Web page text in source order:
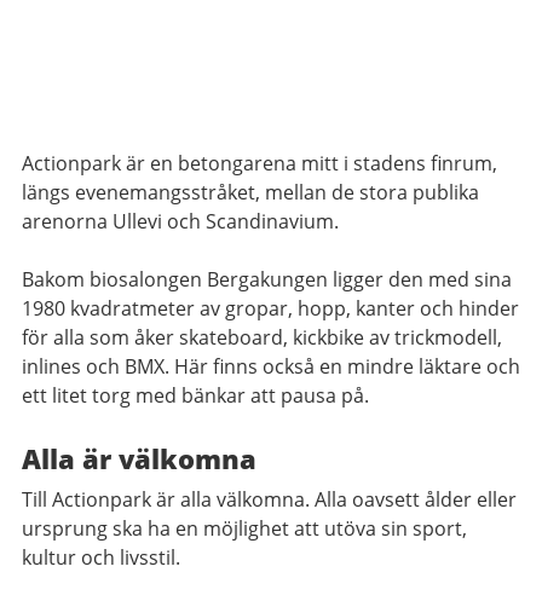
Actionpark är en betongarena mitt i stadens finrum,
längs evenemangsstråket, mellan de stora publika
arenorna Ullevi och Scandinavium.
Bakom biosalongen Bergakungen ligger den med sina
1980 kvadratmeter av gropar, hopp, kanter och hinder
för alla som åker skateboard, kickbike av trickmodell,
inlines och BMX. Här finns också en mindre läktare och
ett litet torg med bänkar att pausa på.
Alla är välkomna
Till Actionpark är alla välkomna. Alla oavsett ålder eller
ursprung ska ha en möjlighet att utöva sin sport,
kultur och livsstil.